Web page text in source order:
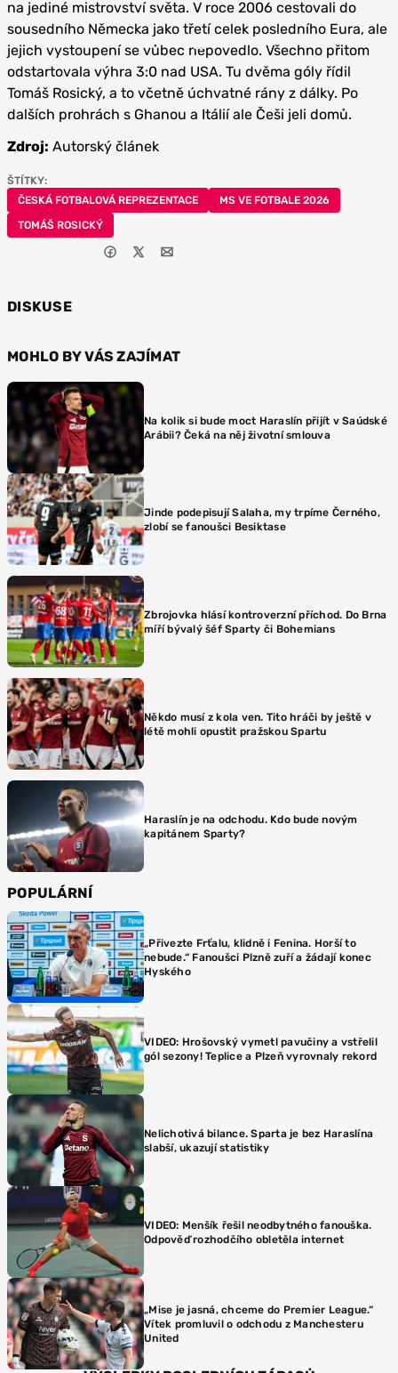
na jediné mistrovství světa. V roce 2006 cestovali do
sousedního Německa jako třetí celek posledního Eura, ale
jejich vystoupení se vůbec nepovedlo. Všechno přitom
odstartovala výhra 3:0 nad USA. Tu dvěma góly řídil
Tomáš Rosický, a to včetně úchvatné rány z dálky. Po
dalších prohrách s Ghanou a Itálií ale Češi jeli domů.
Zdroj: Autorský článek
ŠTÍTKY:
ČESKÁ FOTBALOVÁ REPREZENTACE
MS VE FOTBALE 2026
TOMÁŠ ROSICKÝ
DISKUSE
MOHLO BY VÁS ZAJÍMAT
Na kolik si bude moct Haraslín přijít v Saúdské
Arábii? Čeká na něj životní smlouva
Jinde podepisují Salaha, my trpíme Černého,
zlobí se fanoušci Besiktase
Zbrojovka hlásí kontroverzní příchod. Do Brna
míří bývalý šéf Sparty či Bohemians
Někdo musí z kola ven. Tito hráči by ještě v
létě mohli opustit pražskou Spartu
Haraslín je na odchodu. Kdo bude novým
kapitánem Sparty?
POPULÁRNÍ
„Přivezte Frťalu, klidně i Fenina. Horší to
nebude.“ Fanoušci Plzně zuří a žádají konec
Hyského
VIDEO: Hrošovský vymetl pavučiny a vstřelil
gól sezony! Teplice a Plzeň vyrovnaly rekord
Nelichotivá bilance. Sparta je bez Haraslína
slabší, ukazují statistiky
VIDEO: Menšík řešil neodbytného fanouška.
Odpověď rozhodčího obletěla internet
„Mise je jasná, chceme do Premier League.“
Vítek promluvil o odchodu z Manchesteru
United